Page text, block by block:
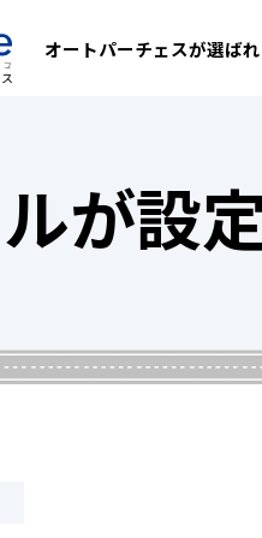
オートパーチェスが選ば
が設